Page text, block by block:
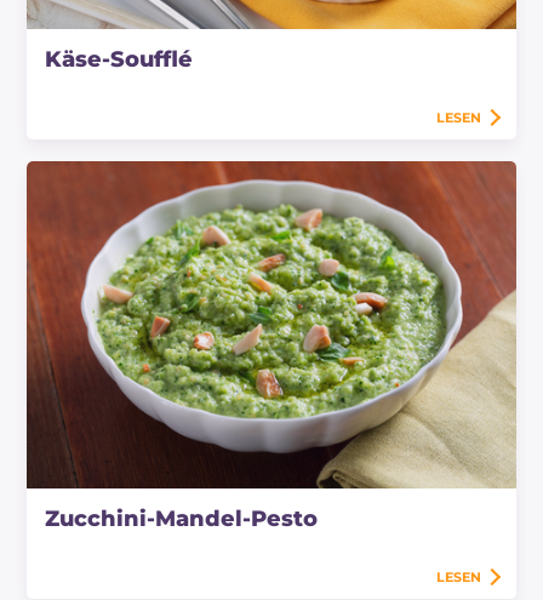
Käse-Soufflé
LESEN
Zucchini-Mandel-Pesto
LESEN